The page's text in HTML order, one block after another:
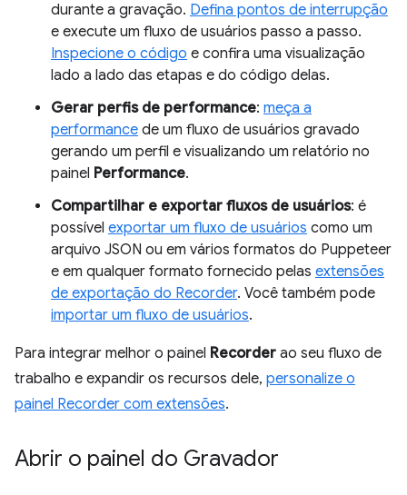
durante a gravação. Defina pontos de interrupção
e execute um fluxo de usuários passo a passo.
Inspecione o código e confira uma visualização
lado a lado das etapas e do código delas.
Gerar perfis de performance: meça a
performance de um fluxo de usuários gravado
gerando um perfil e visualizando um relatório no
painel Performance.
Compartilhar e exportar fluxos de usuários: é
possível exportar um fluxo de usuários como um
arquivo JSON ou em vários formatos do Puppeteer
e em qualquer formato fornecido pelas extensões
de exportação do Recorder. Você também pode
importar um fluxo de usuários.
Para integrar melhor o painel Recorder ao seu fluxo de
trabalho e expandir os recursos dele, personalize o
painel Recorder com extensões.
Abrir o painel do Gravador